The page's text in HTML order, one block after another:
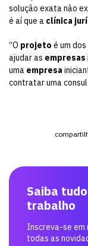
solução exata não
é aí que a clínica
“O projeto é um
ajudar as empresas
uma empresa
contratar uma
Saiba
trabalho
Inscreva-se em
todas as